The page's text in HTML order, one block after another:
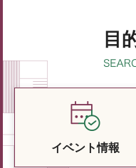
目
イベント情報